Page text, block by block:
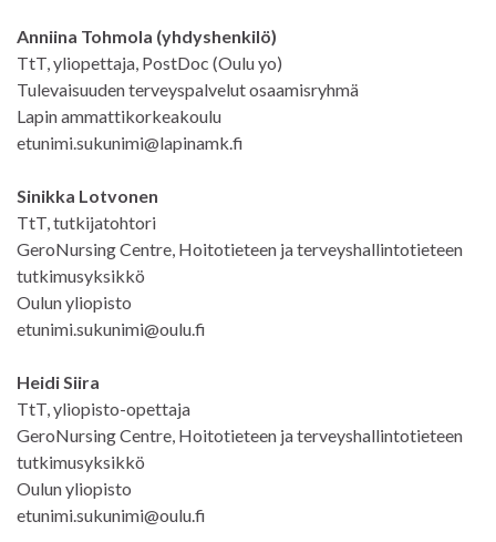
Anniina Tohmola (yhdyshenkilö)
TtT, yliopettaja, PostDoc (Oulu yo)
Tulevaisuuden terveyspalvelut osaamisryhmä
Lapin ammattikorkeakoulu
etunimi.sukunimi@lapinamk.fi
Sinikka Lotvonen
TtT, tutkijatohtori
GeroNursing Centre, Hoitotieteen ja terveyshallintotieteen
tutkimusyksikkö
Oulun yliopisto
etunimi.sukunimi@oulu.fi
Heidi Siira
TtT, yliopisto-opettaja
GeroNursing Centre, Hoitotieteen ja terveyshallintotieteen
tutkimusyksikkö
Oulun yliopisto
etunimi.sukunimi@oulu.fi